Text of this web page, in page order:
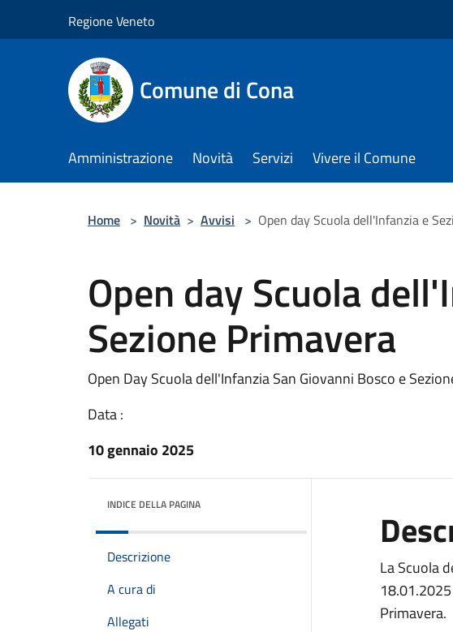
Regione Veneto
Comune di Cona
Amministrazione Novità Servizi Vivere il Comune
Home > Novità > Avvisi > Open day Scuola dell'Infanzia e
Open day Scuola
Sezione Primavera
Open Day Scuola dell'Infanzia San Giovanni Bosco e
Data :
10 gennaio 2025
INDICE DELLA PAGINA
Descrizione
A cura di
Allegati
La Scuola
Primavera.